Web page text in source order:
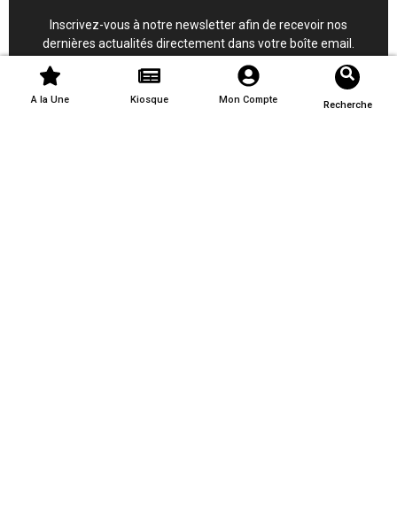
Inscrivez-vous à notre newsletter afin de recevoir nos
dernières actualités directement dans votre boîte email.
A la Une Kiosque Mon Compte Recherche